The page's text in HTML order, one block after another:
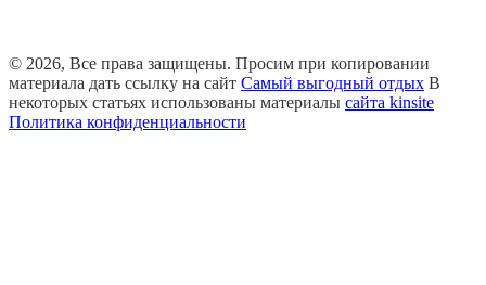
© 2026, Все права защищены. Просим при копировании
материала дать ссылку на сайт Самый выгодный отдых В
некоторых статьях использованы материалы сайта kinsite
Политика конфиденциальности